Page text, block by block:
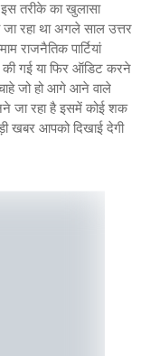
तरीके का खुलासा
रहा था अगले साल उत्तर
राजनैतिक पार्टियां
की गई या फिर ऑडिट करने
जो हो आगे आने वाले
जा रहा है इसमें कोई शक
खबर आपको दिखाई देगी